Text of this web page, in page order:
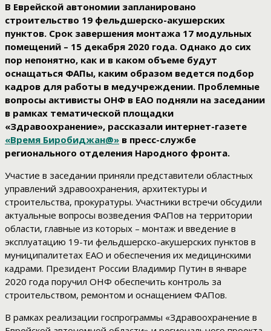
В Еврейской автономии запланировано
строительство 19 фельдшерско-акушерских
пунктов. Срок завершения монтажа 17 модульных
помещений – 15 декабря 2020 года. Однако до сих
пор непонятно, как и в каком объеме будут
оснащаться ФАПы, каким образом ведется подбор
кадров для работы в медучреждении. Проблемные
вопросы активисты ОНФ в ЕАО подняли на заседании
в рамках тематической площадки
«Здравоохранение», рассказали интернет-газете
«Время Биробиджан@» в пресс-службе
регионального отделения Народного фронта.
Участие в заседании приняли представители областных
управлений здравоохранения, архитектуры и
строительства, прокуратуры. Участники встречи обсудили
актуальные вопросы возведения ФАПов на территории
области, главные из которых – монтаж и введение в
эксплуатацию 19-ти фельдшерско-акушерских пунктов в
муниципалитетах ЕАО и обеспечения их медицинскими
кадрами. Президент России Владимир Путин в январе
2020 года поручил ОНФ обеспечить контроль за
строительством, ремонтом и оснащением ФАПов.
В рамках реализации госпрограммы «Здравоохранение в